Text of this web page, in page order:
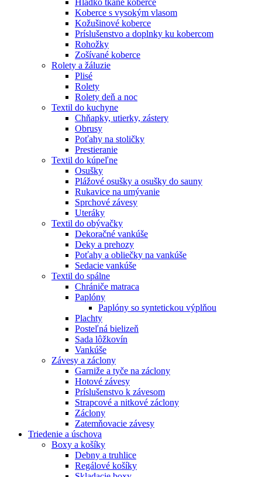
Koberce s vysokým vlasom
Kožušinové koberce
Príslušenstvo a doplnky ku kobercom
Rohožky
Zošívané koberce
Rolety a žáluzie
Plisé
Rolety
Rolety deň a noc
Textil do kuchyne
Chňapky, utierky, zástery
Obrusy
Poťahy na stoličky
Prestieranie
Textil do kúpeľne
Osušky
Plážové osušky a osušky do sauny
Rukavice na umývanie
Sprchové závesy
Uteráky
Textil do obývačky
Dekoračné vankúše
Deky a prehozy
Poťahy a obliečky na vankúše
Sedacie vankúše
Textil do spálne
Chrániče matraca
Paplóny
Paplóny so syntetickou výplňou
Plachty
Posteľná bielizeň
Sada lôžkovín
Vankúše
Závesy a záclony
Garniže a tyče na záclony
Hotové závesy
Príslušenstvo k závesom
Strapcové a nitkové záclony
Záclony
Zatemňovacie závesy
Triedenie a úschova
Boxy a košíky
Debny a truhlice
Regálové košíky